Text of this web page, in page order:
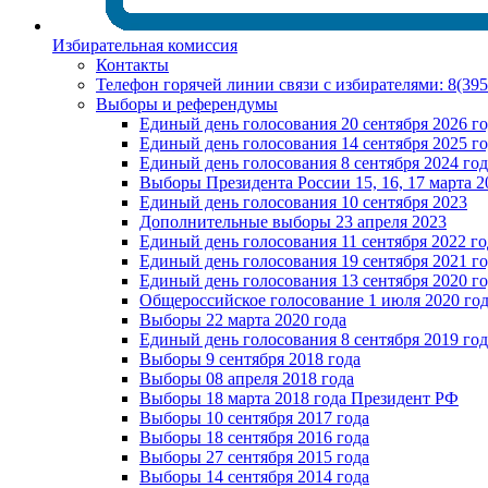
Избирательная комиссия
Контакты
Телефон горячей линии связи с избирателями:
Выборы и референдумы
Единый день голосования 20 сентября 2026
Единый день голосования 14 сентября 2025
Единый день голосования 8 сентября 2024
Выборы Президента России 15, 16, 17 марта
Единый день голосования 10 сентября 2023
Дополнительные выборы 23 апреля 2023
Единый день голосования 11 сентября 2022
Единый день голосования 19 сентября 2021
Единый день голосования 13 сентября 2020
Общероссийское голосование 1 июля 2020
Выборы 22 марта 2020 года
Единый день голосования 8 сентября 2019
Выборы 9 сентября 2018 года
Выборы 08 апреля 2018 года
Выборы 18 марта 2018 года Президент РФ
Выборы 10 сентября 2017 года
Выборы 18 сентября 2016 года
Выборы 27 сентября 2015 года
Выборы 14 сентября 2014 года